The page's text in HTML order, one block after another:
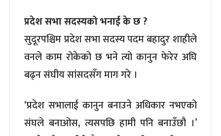
प्रदेश सभा सदस्यको भनाई के छ ?
सुदूरपश्चिम प्रदेश सभा सदस्य पदम बहादुर शाहीले
वनले काम रोकेको छ भने त्यो कानुन फेरेर अघि
बढ्न संघीय सांसदसँग माग गरे ।
‘प्रदेश सभालाई कानुन बनाउने अधिकार नभएको
संघले बनाओस, त्यसपछि हामी पनि बनाउँछौ ।’